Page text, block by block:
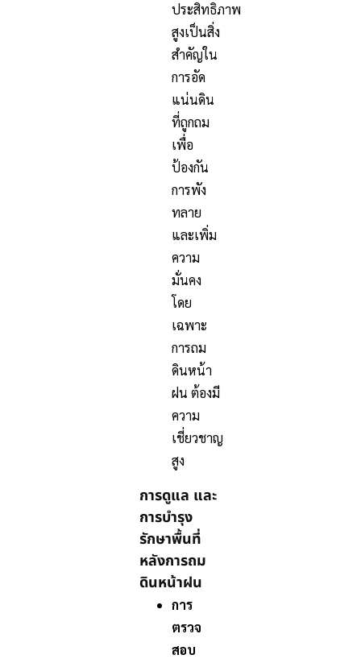
ประสิทธิภาพ
สูงเป็นสิ่ง
สำคัญใน
การอัด
แน่นดิน
ที่ถูกถม
เพื่อ
ป้องกัน
การพัง
ทลาย
และเพิ่ม
ความ
มั่นคง
โดย
เฉพาะ
การถม
ดินหน้า
ฝน ต้องมี
ความ
เชี่ยวชาญ
สูง
การดูแล และ
การบำรุง
รักษาพื้นที่
หลังการถม
ดินหน้าฝน
การ
ตรวจ
สอบ